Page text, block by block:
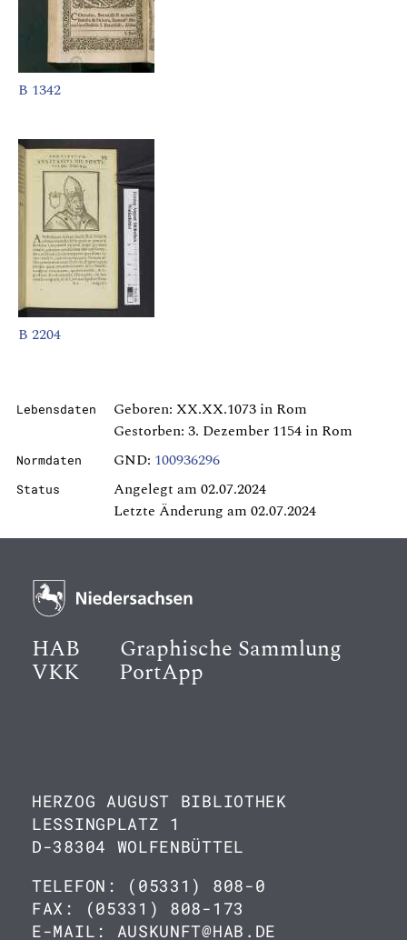
B 1342
B 2204
Lebensdaten
Geboren: XX.XX.1073 in Rom
Gestorben: 3. Dezember 1154 in Rom
Normdaten GND: 100936296
Status
Angelegt am 02.07.2024
Letzte Änderung am 02.07.2024
HAB Graphische Sammlung
VKK PortApp
HERZOG AUGUST BIBLIOTHEK
LESSINGPLATZ 1
D-38304 WOLFENBÜTTEL
TELEFON: (05331) 808-0
FAX: (05331) 808-173
E-MAIL: AUSKUNFT@HAB.DE